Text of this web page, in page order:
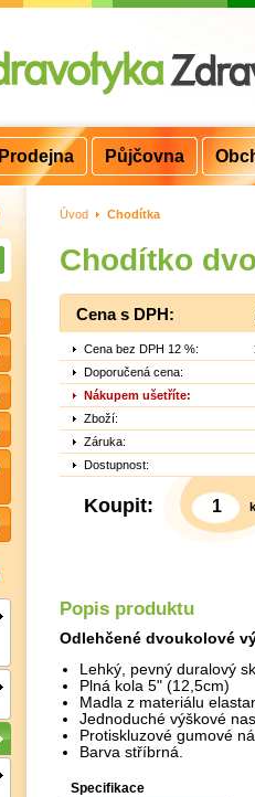
Úvod > Chodítka
Chodítko
Cena s DPH:
Cena bez DPH 12 %:
Doporučená cena:
Nákupem ušetříte:
Zboží:
Záruka:
Dostupnost:
Koupit:
Popis produktu
Odlehčené dvoukolové
Lehký, pevný duralový
Plná kola 5" (12,5cm)
Madla z materiálu
Jednoduché výškové
Protiskluzové gumové
Barva stříbrná.
Specifikace
Prodejna Půjčovna